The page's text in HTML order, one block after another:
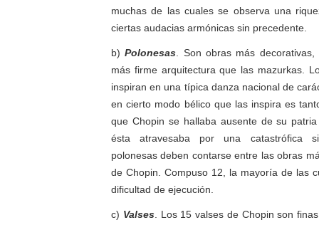
muchas de las cuales se observa una
ciertas audacias armónicas sin precedente.
b)Polonesas . Son obras más
más firme arquitectura que las mazurkas .
inspiran en una típica danza nacional de
en cierto modo bélico que las inspira es
que Chopin se hallaba ausente de su
ésta atravesaba por una catastrófica
polonesas deben contarse entre las obras
de Chopin. Compuso 12, la mayoría de las
dificultad de ejecución.
c) Valses. Los 15 valses de Chopin son